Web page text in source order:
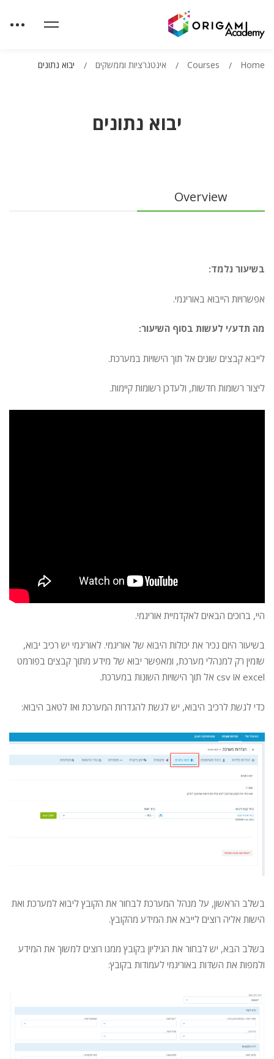
יבוא נתונים
Home
Courses אינטגרציות וממשקים יבוא נתונים
Overview
בשיעור נלמד:
אפשרויות הייבוא באוריגמי.
מה תדע/י לעשות בסוף השיעור:
לייבא קבצים שונים אל תוך הישויות במערכת.
ליצור רשומות חדשות, ולעדכן רשומות קיימות.
היי, ברוכים הבאים לאקדמיית אוריגמי.
בשיעור היום נכיר את יכולות היבוא של אוריגמי. לאוריגמי יש רכיב יבוא,
שזמין רק למנהלי מערכת, ומאפשר יבוא של מידע מתוך קבצים בפורמט
excel או csv אל תוך הישויות השונות במערכת.
כדי לגשת לרכיב היבוא, יש לגשת להגדרות המערכת ואז לטאב היבוא:
בשלב הראשון, על מנהל המערכת לבחור את הקובץ ליבוא למערכת ואת
הישות אליה רוצים לייבא את המידע מהקובץ.
בשלב הבא, יש לבחור את הגיליון בקובץ ממנו רוצים למשוך את המידע
ולמפות את השדות באוריגמי לעמודות בקובץ: